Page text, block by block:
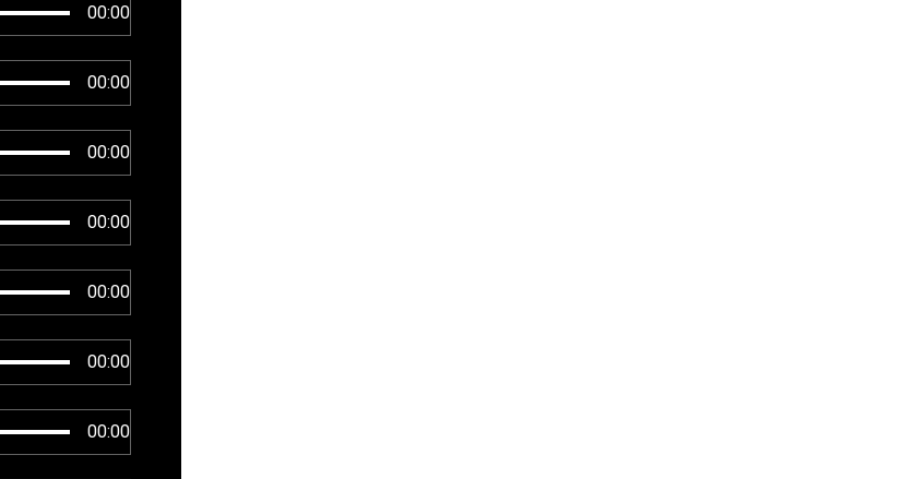
00:00
00:00
00:00
00:00
00:00
00:00
00:00